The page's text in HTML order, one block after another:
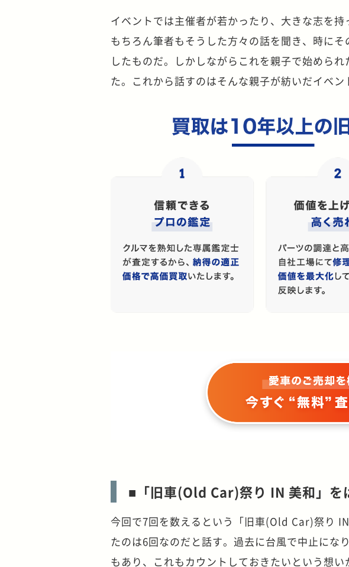
イベントでは主催者が若かったり、大きな志を
もちろん筆者もそうした方々の話を聞き、時に
したものだ。しかしながらこれを親子で始めら
た。これから話すのはそんな親子が紡いだイベン
■「旧車(Old Car)祭り IN 美和」を
今回で7回を数えるという「旧車(Old Car)祭り
たのは6回なのだと話す。過去に台風で中止にな
もあり、これもカウントしておきたいという想い